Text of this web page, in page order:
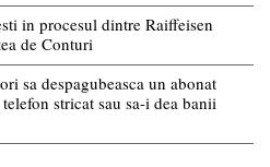
in procesul dintre Raiffeisen
de Conturi
sa despagubeasca un abonat
stricat sau sa-i dea banii